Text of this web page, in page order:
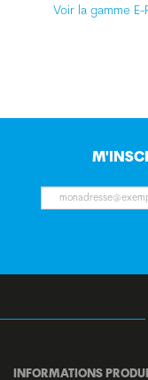
Voir la gamme
INFORMATIONS